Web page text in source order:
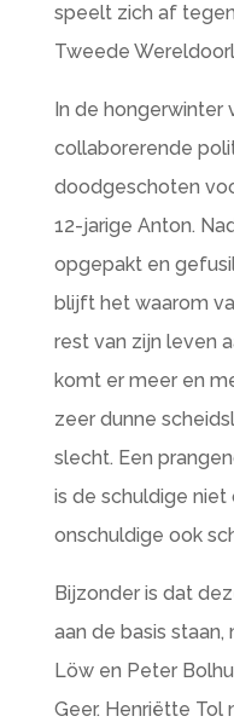
speelt zich af
Tweede
In de hongerwinter
collaborerende
doodgeschoten
12-jarige Anton.
opgepakt en
blijft het waarom
rest van zijn leven
komt er meer en
zeer dunne
slecht. Een
is de schuldige
onschuldige ook
Bijzonder is dat
aan de basis
Löw en Peter
Geer. Henriëtte Tol